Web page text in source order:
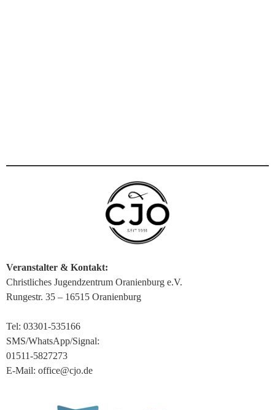
Veranstalter & Kontakt:
Christliches Jugendzentrum Oranienburg e.V.
Rungestr. 35 – 16515 Oranienburg
Tel: 03301-535166
SMS/WhatsApp/Signal:
01511-5827273
E-Mail: office@cjo.de